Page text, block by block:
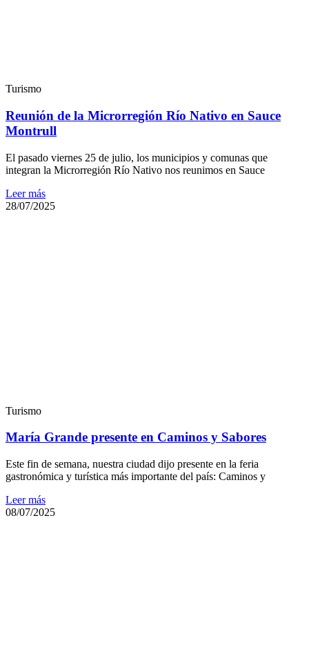
Turismo
Reunión de la Microrregión Río Nativo en Sauce
Montrull
El pasado viernes 25 de julio, los municipios y comunas que
integran la Microrregión Río Nativo nos reunimos en Sauce
Leer más
28/07/2025
Turismo
María Grande presente en Caminos y Sabores
Este fin de semana, nuestra ciudad dijo presente en la feria
gastronómica y turística más importante del país: Caminos y
Leer más
08/07/2025